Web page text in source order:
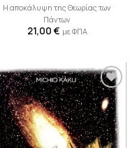
Η αποκάλυψη της Θεωρίας των
Πάντων
21,00 € με ΦΠΑ
Προσθήκη
βιβλίου
στη λίστα
επιθυμιών